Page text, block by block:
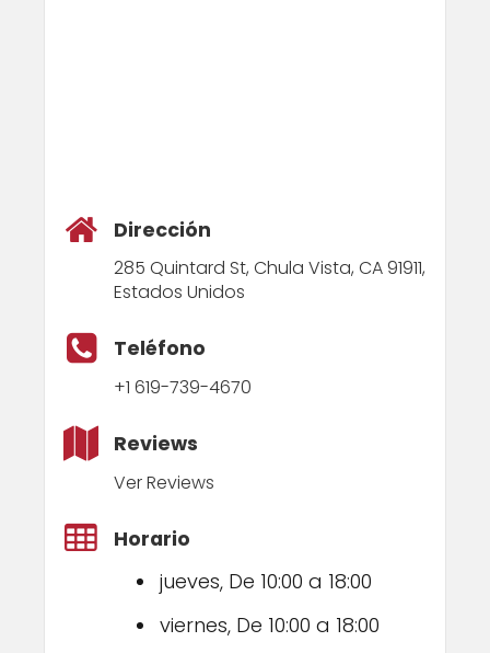
Dirección
285 Quintard St, Chula Vista, CA 91911,
Estados Unidos
Teléfono
+1 619-739-4670
Reviews
Ver Reviews
Horario
jueves, De 10:00 a 18:00
viernes, De 10:00 a 18:00